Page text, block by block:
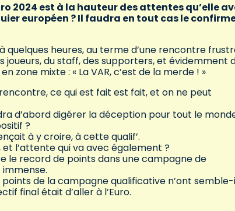
2024 est à la hauteur des attentes qu’elle
européen ? Il faudra en tout cas le
quelques heures, au terme d’une rencontre
du staff, des supporters, et évidemment
zone mixte : « La VAR, c’est de la merde ! »
ce qui est fait est fait, et on ne peut
d’abord digérer la déception pour tout le
?
à y croire, à cette qualif’.
l’attente qui va avec également ?
le record de points dans une campagne de
points de la campagne qualificative n’ont
final était d’aller à l’Euro.